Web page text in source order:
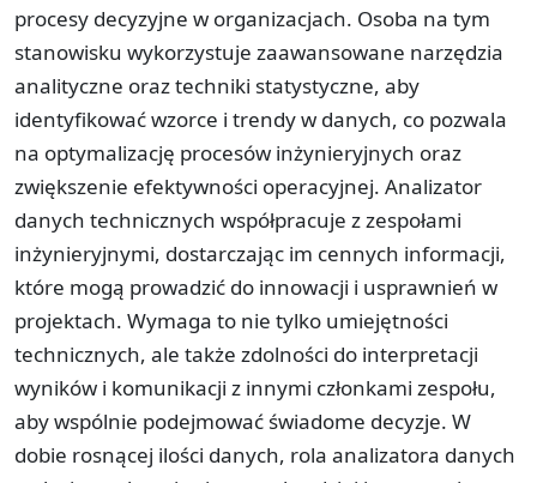
procesy decyzyjne w organizacjach. Osoba na tym
stanowisku wykorzystuje zaawansowane narzędzia
analityczne oraz techniki statystyczne, aby
identyfikować wzorce i trendy w danych, co pozwala
na optymalizację procesów inżynieryjnych oraz
zwiększenie efektywności operacyjnej. Analizator
danych technicznych współpracuje z zespołami
inżynieryjnymi, dostarczając im cennych informacji,
które mogą prowadzić do innowacji i usprawnień w
projektach. Wymaga to nie tylko umiejętności
technicznych, ale także zdolności do interpretacji
wyników i komunikacji z innymi członkami zespołu,
aby wspólnie podejmować świadome decyzje. W
dobie rosnącej ilości danych, rola analizatora danych